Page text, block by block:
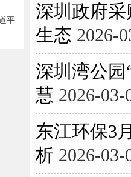
平
深圳政府
生态 2026-
深圳湾公
慧 2026-03-
东江环保3
析 2026-03-